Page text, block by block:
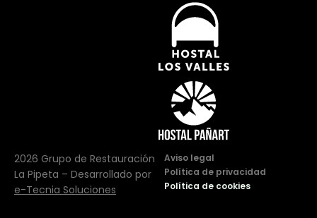
2026 Grupo de Restauración
La Pipeta – Desarrollado por
e-Tecnia Soluciones
Aviso legal
Política de privacidad
Política de cookies